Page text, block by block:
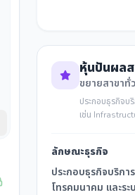
หุ้นปันผลส
ขยายสาขาทั่
ประกอบธุรกิจบ
เช่น
ลักษณะธุรกิจ
ประกอบธุรกิจบริก
โทรคมนาคม และร